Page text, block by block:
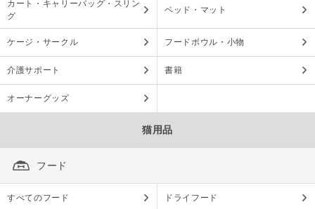
カート・キャリーバッグ・スリン
グ
ベッド・マット
ケージ・サークル フードボウル・小物
介護サポート 書籍
オーナーグッズ
猫用品
フード
すべてのフード ドライフード